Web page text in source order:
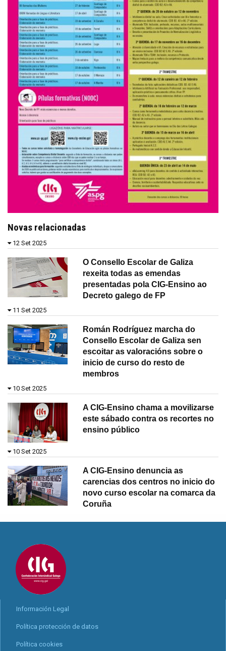
Novas relacionadas
12 Set 2025
O Consello Escolar de Galiza
rexeita todas as emendas
presentadas pola CIG-Ensino ao
Decreto galego de FP
11 Set 2025
Román Rodríguez marcha do
Consello Escolar de Galiza sen
escoitar as valoracións sobre o
inicio de curso do resto de
membros
10 Set 2025
A CIG-Ensino chama a movilizarse
este sábado contra os recortes no
ensino público
10 Set 2025
A CIG-Ensino denuncia as
carencias dos centros no inicio do
novo curso escolar na comarca da
Coruña
Información Legal
Política protección de datos
Política cookies